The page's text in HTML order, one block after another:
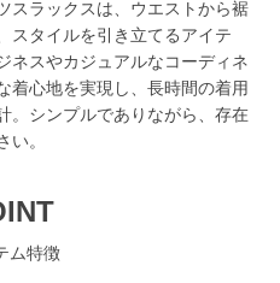
スラックスは、ウエストから裾
スタイルを引き立てるアイテ
ネスやカジュアルなコーディネ
着心地を実現し、長時間の着用
。シンプルでありながら、存在
い。
ム特徴